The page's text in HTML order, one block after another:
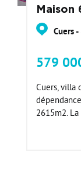
Maison
Cuers
579
Cuers, villa
2615m2.